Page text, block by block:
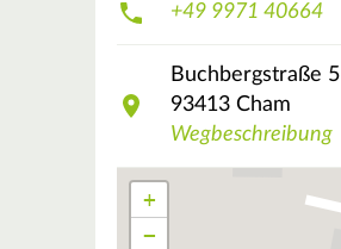
+49 9971 40664
Buchbergstraße 5
93413 Cham
Wegbeschreibung
+
−